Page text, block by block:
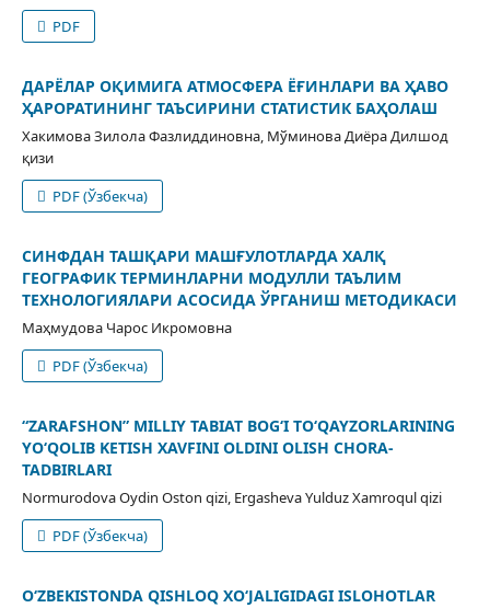
PDF
ДАРЁЛАР ОҚИМИГА АТМОСФЕРА ЁҒИНЛАРИ ВА ҲАВО
ҲАРОРАТИНИНГ ТАЪСИРИНИ СТАТИСТИК БАҲОЛАШ
Хакимова Зилола Фазлиддиновна, Мўминова Диёра Дилшод
қизи
PDF (Ўзбекча)
СИНФДАН ТАШҚАРИ МАШҒУЛОТЛАРДА ХАЛҚ
ГЕОГРАФИК ТЕРМИНЛАРНИ МОДУЛЛИ ТАЪЛИМ
ТЕХНОЛОГИЯЛАРИ АСОСИДА ЎРГАНИШ МЕТОДИКАСИ
Маҳмудова Чарос Икромовна
PDF (Ўзбекча)
“ZARAFSHON” MILLIY TABIAT BOG‘I TO‘QAYZORLARINING
YO‘QOLIB KETISH XAVFINI OLDINI OLISH CHORA-
TADBIRLARI
Normurodova Oydin Oston qizi, Ergasheva Yulduz Xamroqul qizi
PDF (Ўзбекча)
O‘ZBEKISTONDA QISHLOQ XO‘JALIGIDAGI ISLOHOTLAR